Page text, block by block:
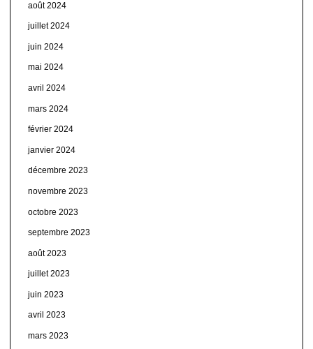
août 2024
juillet 2024
juin 2024
mai 2024
avril 2024
mars 2024
février 2024
janvier 2024
décembre 2023
novembre 2023
octobre 2023
septembre 2023
août 2023
juillet 2023
juin 2023
avril 2023
mars 2023